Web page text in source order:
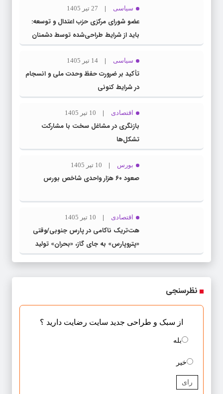
سیاسی 27 تیر 1405
عضو شورای مرکزی حزب اعتدال و توسعه:
باید از شرایط طراحی‌شده توسط دشمنان
عبور کنیم
سیاسی 14 تیر 1405
تأکید بر ضرورت حفظ وحدت ملی و انسجام
در شرایط کنونی
اقتصادی 10 تیر 1405
بازنگری در مشاغل سخت با مشارکت
تشکل‌ها
بورس 10 تیر 1405
صعود ۶۰ هزار واحدی شاخص بورس
اقتصادی 10 تیر 1405
هت‌تریک ناکامی در پارس جنوبی/وقتی
«پتروپارس» به جای گاز، «بحران» تولید
می‌کند
نظرسنجی
از سبک و طراحی جدید سایت رضایت دارید ؟
بله
خیر
رای